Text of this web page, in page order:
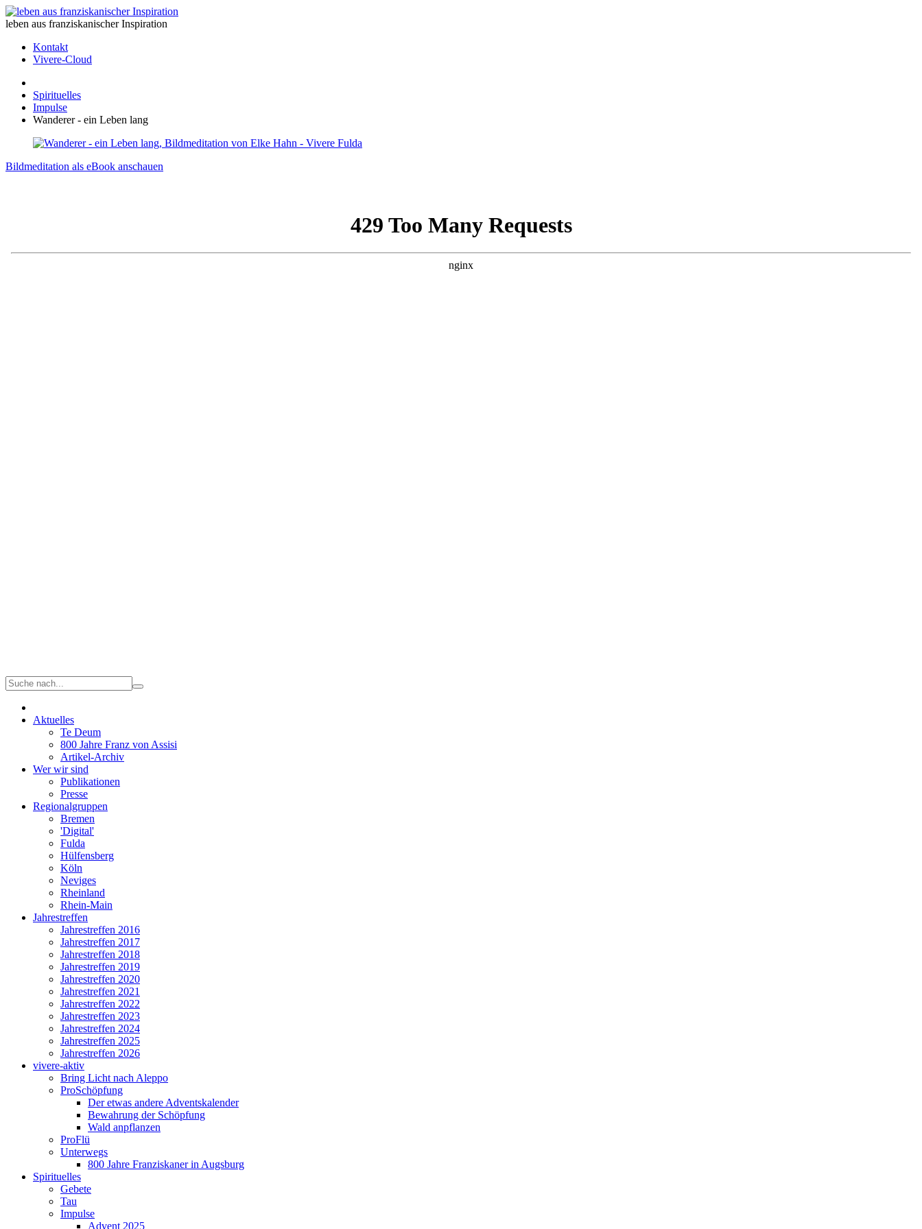
leben aus franziskanischer Inspiration
Kontakt
Vivere-Cloud
Spirituelles
Impulse
Wanderer - ein Leben lang
Bildmeditation als eBook anschauen
Aktuelles
Te Deum
800 Jahre Franz von Assisi
Artikel-Archiv
Wer wir sind
Publikationen
Presse
Regionalgruppen
Bremen
'Digital'
Fulda
Hülfensberg
Köln
Neviges
Rheinland
Rhein-Main
Jahrestreffen
Jahrestreffen 2016
Jahrestreffen 2017
Jahrestreffen 2018
Jahrestreffen 2019
Jahrestreffen 2020
Jahrestreffen 2021
Jahrestreffen 2022
Jahrestreffen 2023
Jahrestreffen 2024
Jahrestreffen 2025
Jahrestreffen 2026
vivere-aktiv
Bring Licht nach Aleppo
ProSchöpfung
Der etwas andere Adventskalender
Bewahrung der Schöpfung
Wald anpflanzen
ProFlü
Unterwegs
800 Jahre Franziskaner in Augsburg
Spirituelles
Gebete
Tau
Impulse
Advent 2025